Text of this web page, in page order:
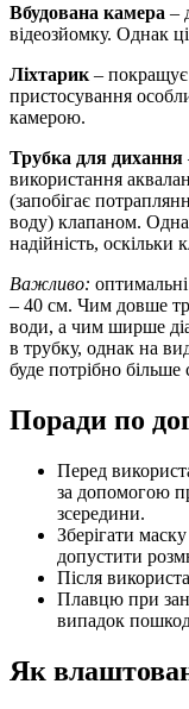
Вбудована камера –
відеозйомку. Однак
Ліхтарик –
пристосування
камерою.
Трубка для дихання
використання
(запобігає
воду) клапаном.
надійність,
Важливо:
– 40 см. Чим довше
води, а чим ширше
в трубку, однак на
буде потрібно більше
Поради по
Перед
за допомогою
зсередини.
Зберігати
допустити
Після
Плавцю при
випадок
Як